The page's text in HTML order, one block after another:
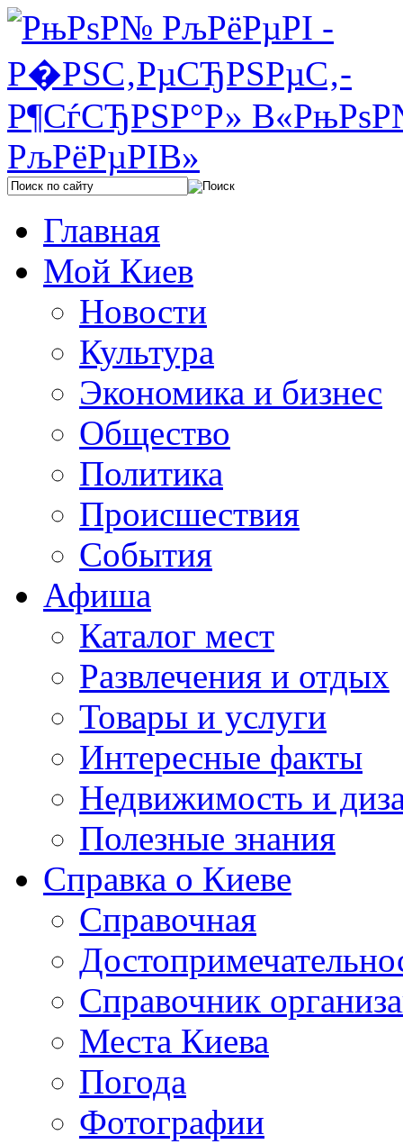
Главная
Мой Киев
Новости
Культура
Экономика и бизнес
Общество
Политика
Происшествия
События
Афиша
Каталог мест
Развлечения и отдых
Товары и услуги
Интересные факты
Недвижимость и
Полезные знания
Справка о Киеве
Справочная
Справочник
Места Киева
Погода
Фотографии